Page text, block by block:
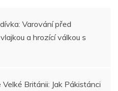
n
m
Varování před
a hrozící válkou s
Británii: Jak Pákistánci